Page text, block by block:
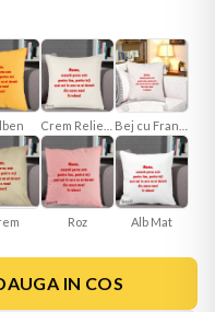
Roz Alb Mat
IN COS